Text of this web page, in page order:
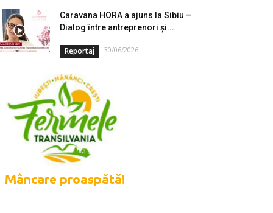
Caravana HORA a ajuns la Sibiu –
Dialog între antreprenori și...
Reportaj 30/06/2026